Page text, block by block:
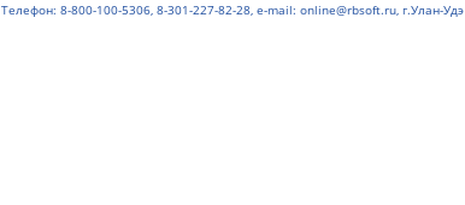
Телефон: 8-800-100-5306, 8-301-227-82-28, e-mail: online@rbsoft.ru, г.Улан-Удэ